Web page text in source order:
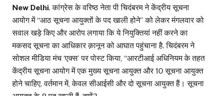
New Delhi. कांग्रेस के वरिष्ठ नेता पी चिदंबरम ने केंद्रीय सूचना
आयोग में “आठ सूचना आयुक्तों के पद खाली होने” को लेकर मंगलवार को
सवाल खड़े किए और आरोप लगाया कि ये नियुक्तियां नहीं करने का
मकसद सूचना का आधिकार क़ानून को आघात पहुंचाना है. चिदंबरम ने
सोशल मीडिया मंच ‘एक्स’ पर पोस्ट किया, “आरटीआई अधिनियम के तहत
केंद्रीय सूचना आयोग में एक मुख्य सूचना आयुक्त और 10 सूचना आयुक्त
होने चाहिए. वर्तमान में, केवल सीआईसी और दो सूचना आयुक्त हैं। सूचना